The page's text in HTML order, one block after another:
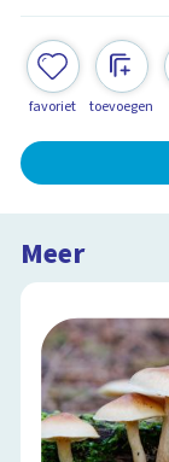
favoriet toevoegen
Meer